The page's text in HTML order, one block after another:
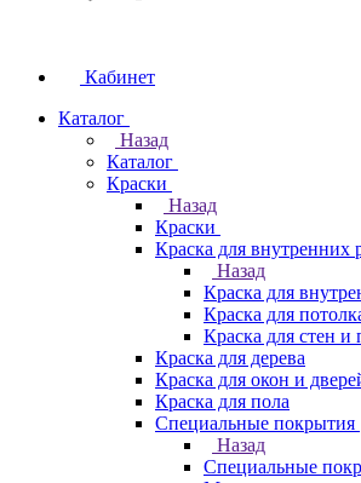
Кабинет
Каталог
Назад
Каталог
Краски
Назад
Краски
Краска для внутренних
Назад
Краска для
Краска для
Краска для стен и
Краска для дерева
Краска для окон и
Краска для пола
Специальные покрытия
Назад
Специальные